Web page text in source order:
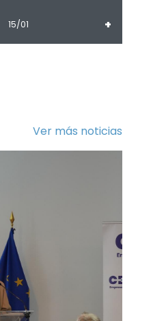
15/01 +
Ver más noticias